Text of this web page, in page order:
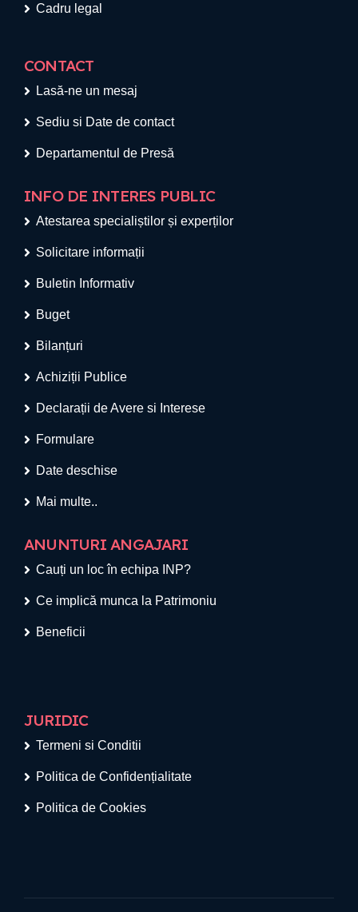
Cadru legal
CONTACT
Lasă-ne un mesaj
Sediu si Date de contact
Departamentul de Presă
INFO DE INTERES PUBLIC
Atestarea specialiștilor și experților
Solicitare informații
Buletin Informativ
Buget
Bilanțuri
Achiziții Publice
Declarații de Avere si Interese
Formulare
Date deschise
Mai multe..
ANUNTURI ANGAJARI
Cauți un loc în echipa INP?
Ce implică munca la Patrimoniu
Beneficii
JURIDIC
Termeni si Conditii
Politica de Confidențialitate
Politica de Cookies